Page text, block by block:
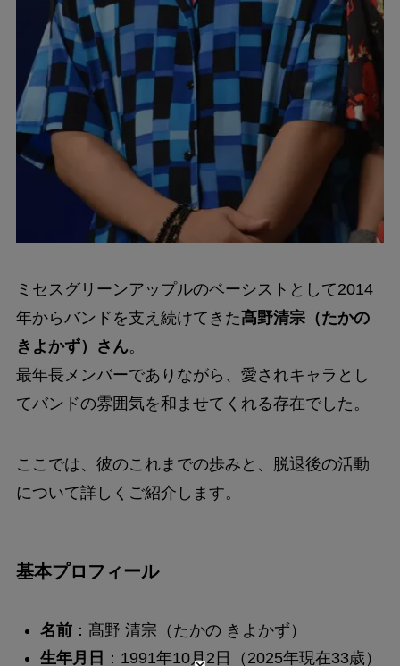
ミセスグリーンアップルのベーシストとして2014
年からバンドを支え続けてきた髙野清宗（たかの
きよかず）さん。
最年長メンバーでありながら、愛されキャラとし
てバンドの雰囲気を和ませてくれる存在でした。
ここでは、彼のこれまでの歩みと、脱退後の活動
について詳しくご紹介します。
基本プロフィール
名前：髙野 清宗（たかの きよかず）
生年月日 ：1991年10月2日（2025年現在33歳）